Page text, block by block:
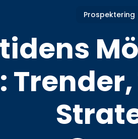
Prospektering